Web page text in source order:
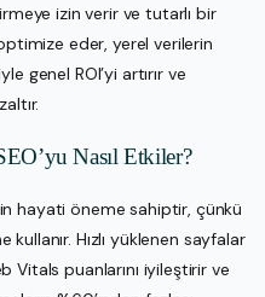
izin verir ve tutarlı bir
eder, yerel verilerin
genel ROI’yi artırır ve
Nasıl Etkiler?
hayati öneme sahiptir, çünkü
Hızlı yüklenen sayfalar
Vitals puanlarını iyileştirir ve